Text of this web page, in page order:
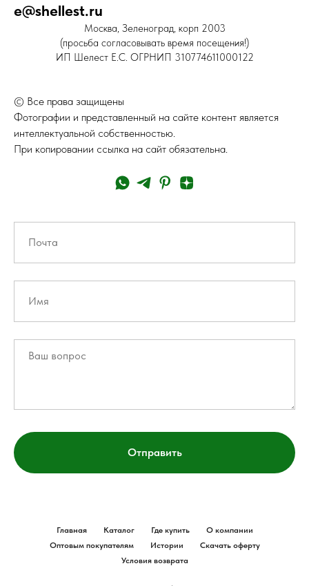
e@shellest.ru
Москва, Зеленоград, корп 2003
(просьба согласовывать время посещения!)
ИП Шелест Е.С. ОГРНИП 310774611000122
© Все права защищены
Фотографии и представленный на сайте контент является
интеллектуальной собственностью.
При копировании ссылка на сайт обязательна.
Отправить
Главная Каталог Где купить
О компании
Оптовым покупателям
Истории
Скачать оферту
Условия возврата